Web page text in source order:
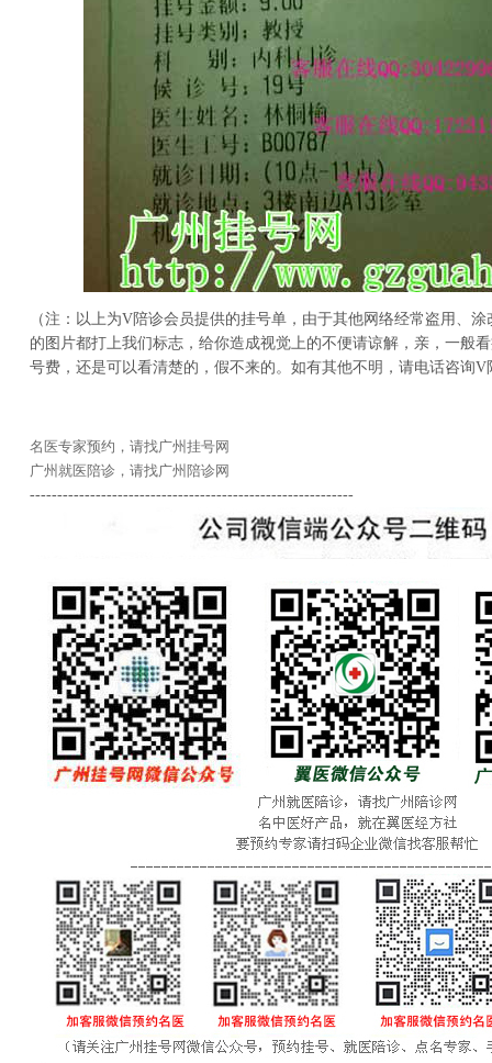
（注：以上为V陪诊会员提供的挂号单，由于其他网络经常盗用、
的图片都打上我们标志，给你造成视觉上的不便请谅解，亲，一般
号费，还是可以看清楚的，假不来的。如有其他不明，请电话咨询V
名医专家预约，请找广州挂号网
广州就医陪诊，请找广州陪诊网
-----------------------------------------------------------